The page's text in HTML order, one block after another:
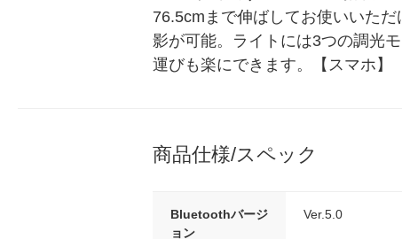
76.5cmまで伸ばしてお使いいた
影が可能。ライトには3つの調光
運びも楽にできます。【スマホ】
商品仕様/スペック
Bluetoothバージ
ョン
Ver.5.0